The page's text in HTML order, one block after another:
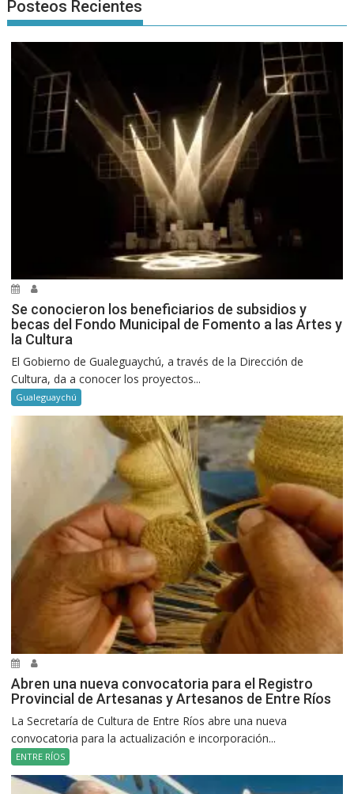
Posteos Recientes
Se conocieron los beneficiarios de subsidios y
becas del Fondo Municipal de Fomento a las Artes y
la Cultura
El Gobierno de Gualeguaychú, a través de la Dirección de
Cultura, da a conocer los proyectos...
Gualeguaychú
Abren una nueva convocatoria para el Registro
Provincial de Artesanas y Artesanos de Entre Ríos
La Secretaría de Cultura de Entre Ríos abre una nueva
convocatoria para la actualización e incorporación...
ENTRE RÍOS